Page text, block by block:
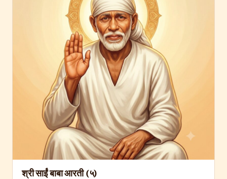
श्री साईं बाबा आरती (५)